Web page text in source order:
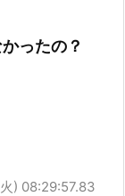
ったの？
) 08:29:57.83